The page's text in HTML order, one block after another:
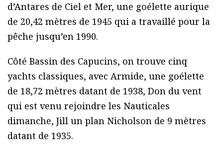
d’Antares de Ciel et Mer, une goélette aurique
de 20,42 mètres de 1945 qui a travaillé pour la
pêche jusqu’en 1990.
Côté Bassin des Capucins, on trouve cinq
yachts classiques, avec Armide, une goélette
de 18,72 mètres datant de 1938, Don du vent
qui est venu rejoindre les Nauticales
dimanche, Jill un plan Nicholson de 9 mètres
datant de 1935.